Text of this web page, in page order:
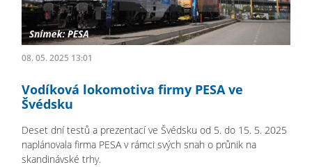
08. 05. 2025 13:01
Vodíková lokomotiva firmy PESA ve
Švédsku
Deset dní testů a prezentací ve Švédsku od 5. do 15. 5. 2025
naplánovala firma PESA v rámci svých snah o průnik na
skandinávské trhy.